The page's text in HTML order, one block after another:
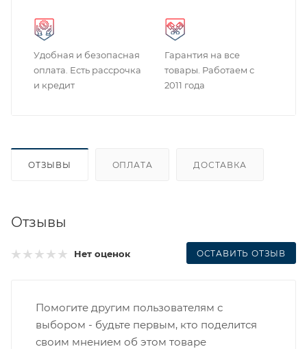
Удобная и безопасная
оплата. Есть рассрочка
и кредит
Гарантия на все
товары. Работаем с
2011 года
ОТЗЫВЫ ОПЛАТА ДОСТАВКА
Отзывы
Нет оценок ОСТАВИТЬ ОТЗЫВ
Помогите другим пользователям с
выбором - будьте первым, кто поделится
своим мнением об этом товаре